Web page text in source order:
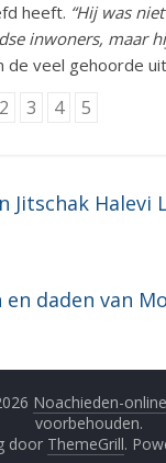
heeft. “Hij was
inwoners, maar
de veel gehoorde
2 3 4 5
Jitschak Halevi
daden van
Noachieden-
voorbehouden.
door ThemeGrill.